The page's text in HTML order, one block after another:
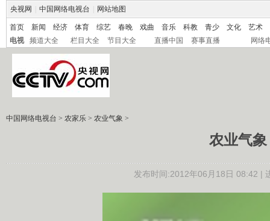
央视网 中国网络电视台 网站地图
首页 新闻 经济 体育 综艺 春晚 戏曲 音乐 科教 青少 文化
艺术
电视
频道大全 栏目大全 节目大全 直播中国 赛事直播 网络
中国网络电视台 > 农家乐 > 农业气象 >
农业气象
发布时间:2012年06月18日 08:42 |